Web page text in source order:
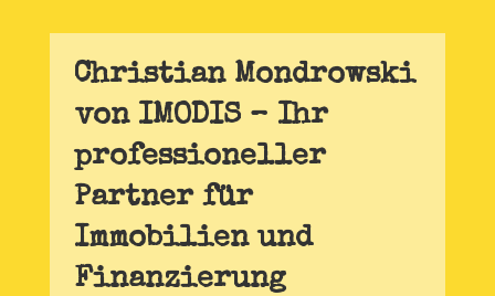
Christian Mondrowski
von IMODIS – Ihr
professioneller
Partner für
Immobilien und
Finanzierung